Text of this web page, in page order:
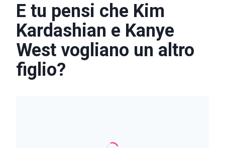
E tu pensi che Kim
Kardashian e Kanye
West vogliano un altro
figlio?